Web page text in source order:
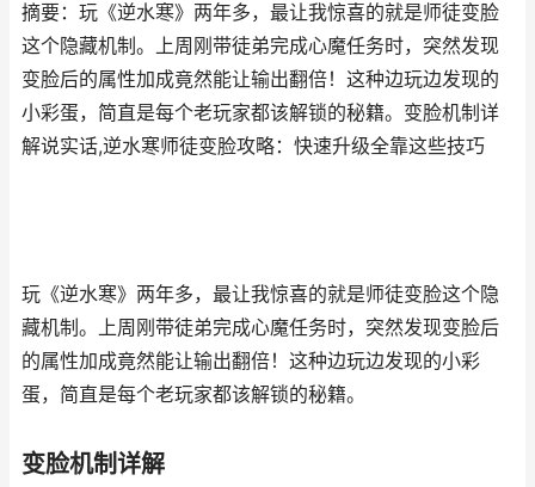
摘要：玩《逆水寒》两年多，最让我惊喜的就是师徒变脸
这个隐藏机制。上周刚带徒弟完成心魔任务时，突然发现
变脸后的属性加成竟然能让输出翻倍！这种边玩边发现的
小彩蛋，简直是每个老玩家都该解锁的秘籍。变脸机制详
解说实话,逆水寒师徒变脸攻略：快速升级全靠这些技巧
玩《逆水寒》两年多，最让我惊喜的就是师徒变脸这个隐
藏机制。上周刚带徒弟完成心魔任务时，突然发现变脸后
的属性加成竟然能让输出翻倍！这种边玩边发现的小彩
蛋，简直是每个老玩家都该解锁的秘籍。
变脸机制详解